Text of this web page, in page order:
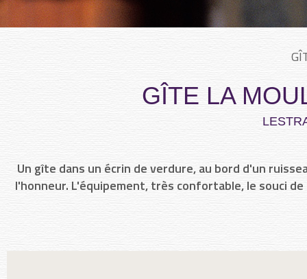
GÎTE LA
Un gîte dans un écrin de verdure, au bord d'un
l'honneur. L'équipement, très confortable, le souci